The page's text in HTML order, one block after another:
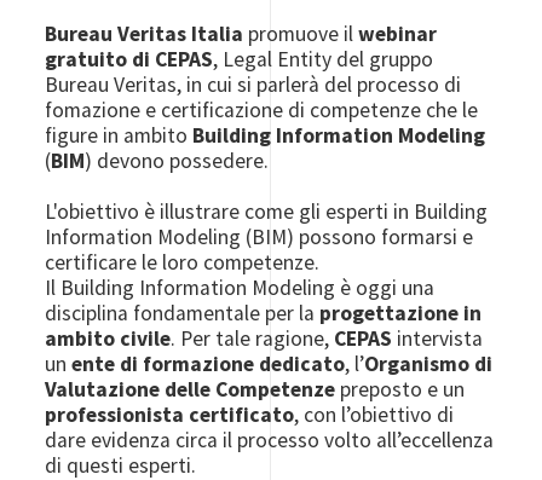
Bureau Veritas Italia promuove ilwebinar
gratuito di CEPAS, Legal Entity del gruppo
Bureau Veritas, in cui si parlerà del processo di
fomazione e certificazione di competenze che le
figure in ambito Building Information Modeling
(BIM) devono possedere.
L'obiettivo è illustrare come gli esperti in Building
Information Modeling (BIM) possono formarsi e
certificare le loro competenze.
Il Building Information Modeling è oggi una
disciplina fondamentale per la progettazione in
ambito civile. Per tale ragione, CEPAS intervista
unente di formazione dedicato, l’Organismo di
Valutazione delle Competenze preposto e un
professionista certificato, con l’obiettivo di
dare evidenza circa il processo volto all’eccellenza
di questi esperti.